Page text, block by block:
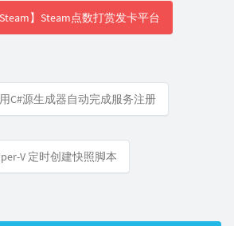
Steam】Steam点数打赏发卡平台
C#源生成器自动完成服务注册
V 定时创建快照脚本